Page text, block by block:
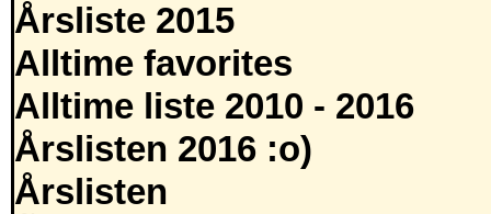
Årsliste 2015
Alltime favorites
Alltime liste 2010 - 2016
Årslisten 2016 :o)
Årslisten